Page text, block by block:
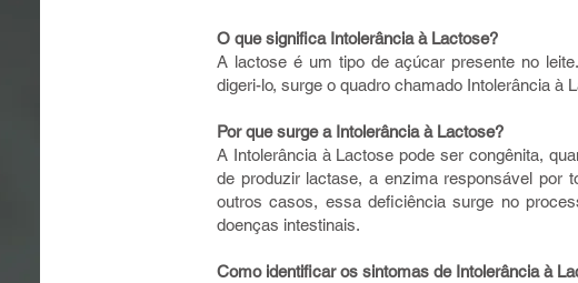
O que significa Intolerância à Lactose?
A lactose é um tipo de açúcar presente no
digeri-lo, surge o quadro chamado Intolerância à
Por que surge a Intolerância à Lactose?
A Intolerância à Lactose pode ser congênita,
de produzir lactase, a enzima responsável por
outros casos, essa deficiência surge no
doenças intestinais.
Como identificar os sintomas de Intolerância à